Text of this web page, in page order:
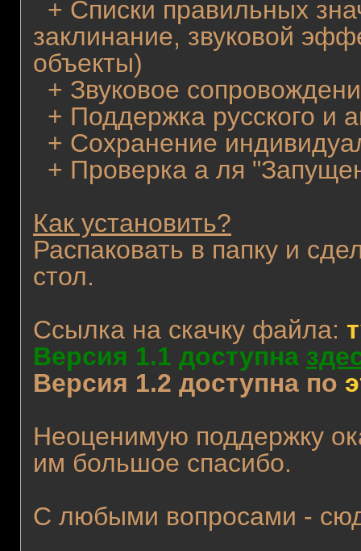
+ Списки правильных
заклинание, звуковой
объекты)
+ Звуковое
+ Поддержка русского и
+ Сохранение
+ Проверка а ля
Как установить?
Распаковать в папку и
стол.
Ссылка на скачку файла:
Версия 1.1 доступна
Версия 1.2 доступна по
Неоценимую поддержку
им большое спасибо.
С любыми вопросами -